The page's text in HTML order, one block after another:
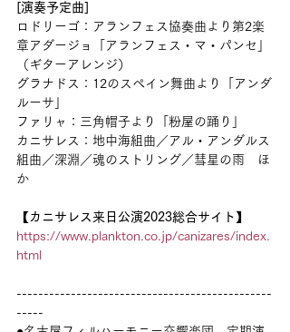
[演奏予定曲]
ロドリーゴ：アランフェス協奏曲より第2楽
章アダージョ「アランフェス・マ・パンセ」
（ギターアレンジ）
グラナドス：12のスペイン舞曲より「アンダ
ルーサ」
ファリャ：三角帽子より「粉屋の踊り」
カニサレス：地中海組曲／アル・アンダルス
組曲／深淵／魂のストリング／彗星の雨　ほ
か
【カニサレス来日公演2023総合サイト】
https://www.plankton.co.jp/canizares/index.
html
-----------------------------------------------
-----